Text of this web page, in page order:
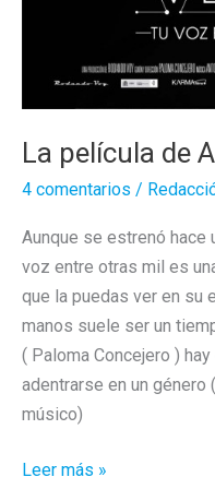
La película de
4 comentarios /
Aunque se estrenó hace
voz entre otras mil es
que la puedas ver en su
manos suele ser un
( Paloma Concejero )
adentrarse en un
músico)
La
Leer más »